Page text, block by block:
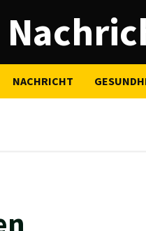
NACHRICHT